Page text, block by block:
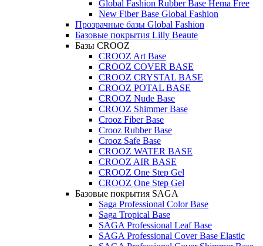
Global Fashion Rubber Base Hema Free
New Fiber Base Global Fashion
Прозрачные базы Global Fashion
Базовые покрытия Lilly Beaute
Базы CROOZ
CROOZ Art Base
CROOZ COVER BASE
CROOZ CRYSTAL BASE
CROOZ POTAL BASE
CROOZ Nude Base
CROOZ Shimmer Base
Crooz Fiber Base
Crooz Rubber Base
Crooz Safe Base
CROOZ WATER BASE
CROOZ AIR BASE
CROOZ One Step Gel
CROOZ One Step Gel
Базовые покрытия SAGA
Saga Professional Color Base
Saga Tropical Base
SAGA Professional Leaf Base
SAGA Professional Cover Base Elastic